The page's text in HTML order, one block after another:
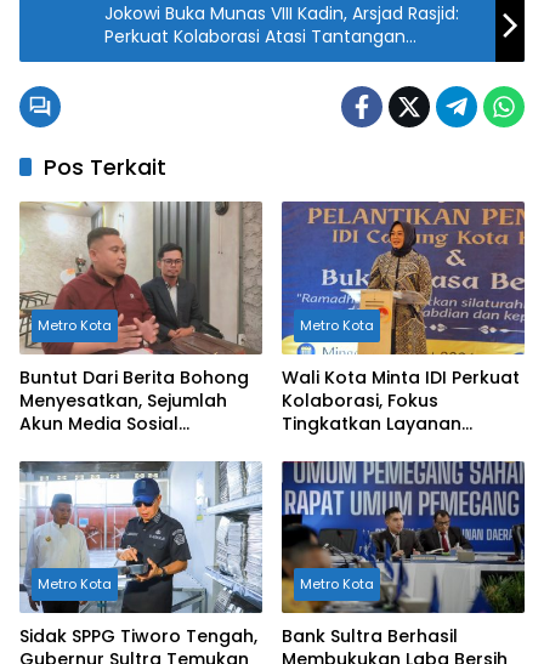
Jokowi Buka Munas VIII Kadin, Arsjad Rasjid:
Perkuat Kolaborasi Atasi Tantangan
Pandemi
Pos Terkait
Metro Kota
Buntut Dari Berita Bohong
Menyesatkan, Sejumlah
Akun Media Sosial
Metro Kota
Wali Kota Minta IDI Perkuat
Kolaborasi, Fokus
Tingkatkan Layanan
Metro Kota
Sidak SPPG Tiworo Tengah,
Metro Kota
Bank Sultra Berhasil